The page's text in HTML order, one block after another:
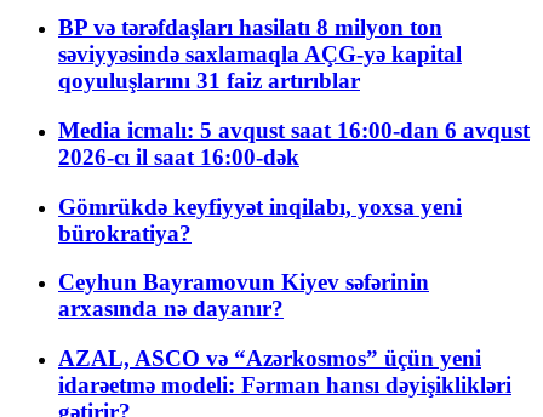
BP və tərəfdaşları hasilatı 8 milyon ton
səviyyəsində saxlamaqla AÇG-yə kapital
qoyuluşlarını 31 faiz artırıblar
Media icmalı: 5 avqust saat 16:00-dan 6 avqust
2026-cı il saat 16:00-dək
Gömrükdə keyfiyyət inqilabı, yoxsa yeni
bürokratiya?
Ceyhun Bayramovun Kiyev səfərinin
arxasında nə dayanır?
AZAL, ASCO və “Azərkosmos” üçün yeni
idarəetmə modeli: Fərman hansı dəyişiklikləri
gətirir?